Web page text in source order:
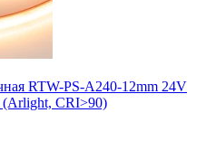
RTW-PS-A240-12mm 24V
(Arlight, CRI>90)